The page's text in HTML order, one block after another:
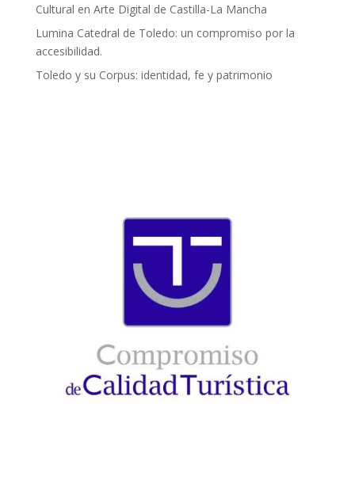
Cultural en Arte Digital de Castilla-La Mancha
Lumina Catedral de Toledo: un compromiso por la
accesibilidad.
Toledo y su Corpus: identidad, fe y patrimonio